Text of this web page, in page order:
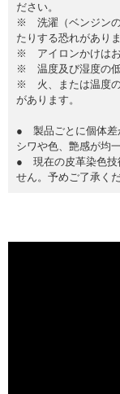
ださい。
※ 洗濯（ベンジンの
たりする恐れがありま
※ アイロンかけはお
※ 温度及び湿度の低
※ 火、または温度の
があります。
● 製品ごとに個体差
シワや色、艶感が均
● 現在の皮革染色技
せん。予めご了承くだ